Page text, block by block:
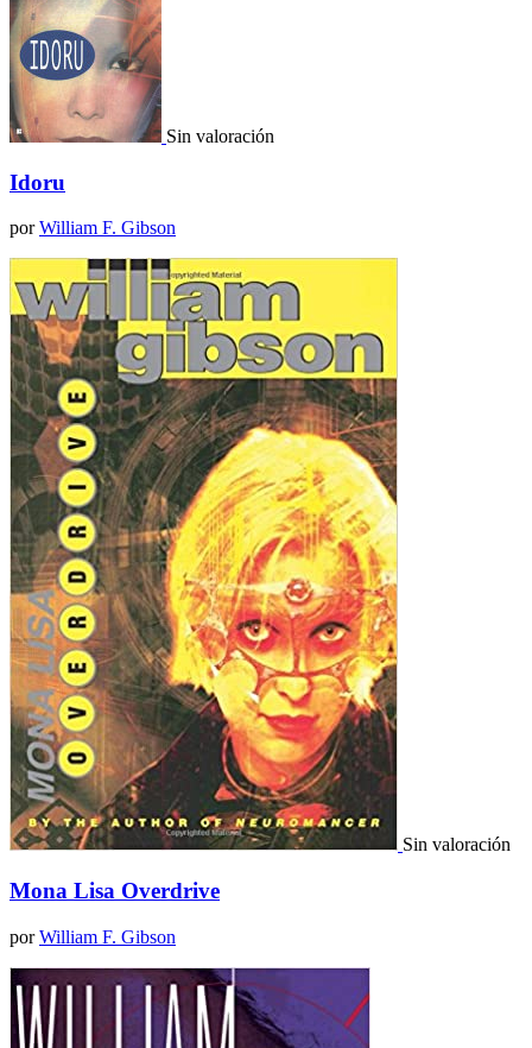
Sin valoración
Idoru
porWilliam F. Gibson
Sin valoración
Mona Lisa Overdrive
porWilliam F. Gibson